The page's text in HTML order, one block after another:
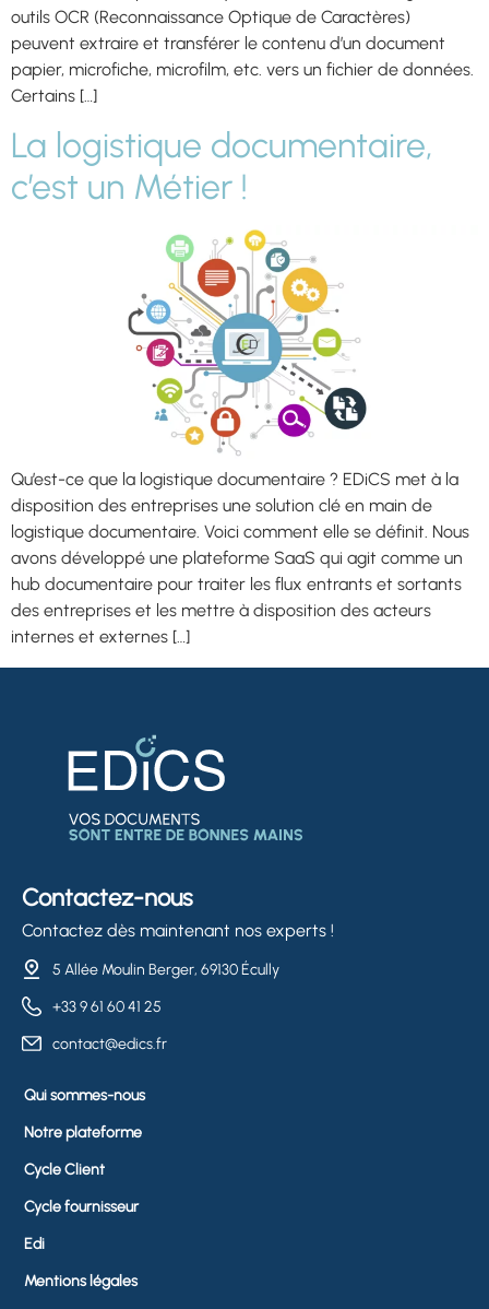
outils OCR (Reconnaissance Optique de Caractères)
peuvent extraire et transférer le contenu d’un document
papier, microfiche, microfilm, etc. vers un fichier de données.
Certains […]
La logistique documentaire,
c’est un Métier !
Qu’est-ce que la logistique documentaire ? EDiCS met à la
disposition des entreprises une solution clé en main de
logistique documentaire. Voici comment elle se définit. Nous
avons développé une plateforme SaaS qui agit comme un
hub documentaire pour traiter les flux entrants et sortants
des entreprises et les mettre à disposition des acteurs
internes et externes […]
Contactez-nous
Contactez dès maintenant nos experts !
5 Allée Moulin Berger, 69130 Écully
+33 9 61 60 41 25
contact@edics.fr
Qui sommes-nous
Notre plateforme
Cycle Client
Cycle fournisseur
Edi
Mentions légales